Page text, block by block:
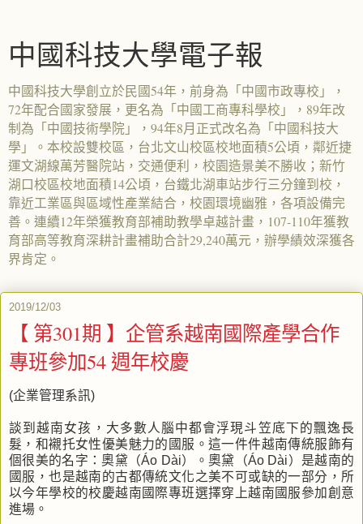
中國科技大學電子報
中國科技大學創立於民國54年，前身為「中國市政專校」，
72年配合國家發展，更名為「中國工商專科學校」，89年改
制為「中國技術學院」，94年8月正式改名為「中國科技大
學」。本校設雙校區，台北文山校區校地面積5公頃，鄰近捷
運文湖線萬芳醫院站，交通便利，校園造景美不勝收；新竹
湖口校區校地面積14公頃，台鐵北湖車站步行三分鐘到校，
靠近工業區與區域性產業結合，校園環境幽雅，各項設備完
善。連續12年榮獲教育部補助教學卓越計畫，107-110年獲教
育部高等教育深耕計畫補助合計29,240萬元，辦學績效深獲各
界肯定。
2019/12/03
【 第301期 】企管系越南國際產學合作
專班參加54 週年校慶
(企業管理系訊)
談到越南女孩，大多數人腦中都會浮現斗笠底下的飄逸長
髮，和襯托女性優美魅力的國服。這一件件越南傳統服飾有
個很美的名字：奧黛（Áo Dài）。奧黛（Áo Dài）是越南的
國服，也是越南的古都傳統文化之美不可或缺的一部分，所
以今年學校的校慶越南國際專班選擇穿上越南國服參加創意
進場。